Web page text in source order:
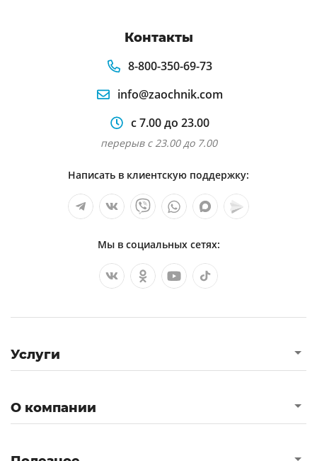
Контакты
8-800-350-69-73
info@zaochnik.com
с 7.00 до 23.00
перерыв с 23.00 до 7.00
Написать в клиентскую поддержку:
Мы в социальных сетях:
Услуги
О компании